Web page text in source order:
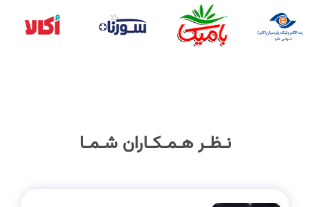
نـظـر هـمـکـاران شـمـا